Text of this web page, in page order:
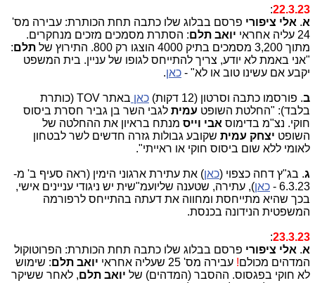
22.3.23
:
א. אלי ציפורי פרסם בבלוג שלו כתבה תחת הכותרת: עבירה מס'
24 עליה אחראי
יואב תלם: הסתרת מסמכים מזכים מנחקרים.
מתוך 3,200 מסמכים בתיק 4000 הוצגו רק 800. התירוץ של
תלם:
"אני באמת לא יודע, צריך להתייחס לגופו של עניין. בית המשפט
יקבע אם עשינו טוב או לא" - כאן.
ב. פורסמו כתבה וסרטון (12 דקות) כאן
באתר TOV (כותרת
בלבד): "החלטת השופט עמית לגבי השר בן גביר חסרת ביסוס
חוקי. נצ"מ בדימוס אבי וייס מנתח בראיון את ההחלטה של
השופט יצחק עמית שקובע גבולות גזרה חדשים לשר לבטחון
לאומי ללא שום ביסוס חוקי או ראייתי".
ג. בג"ץ דחה כצפוי (כאן) את עתירת ארגוני הימין (ראה סעיף ב' מ-
6.3.23 -
כאן), עתירה, שטענה שליועמ"שית יש ניגודי עניינים אישי,
בכך שהיא מתייחסת ומחווה את דעתה בהתייחס לרפורמה
המשפטית הנידונה בכנסת.
23.3.23
:
א. אלי ציפורי פרסם בבלוג שלו כתבה תחת הכותרת: הפרוטוקול
המדהים מכולם! עבירה מס' 25 שעליה אחראי יואב תלם: שימוש
לא חוקי בפגסוס. ההסבר (המדהים) של יואב תלם, לאחר ששיקר